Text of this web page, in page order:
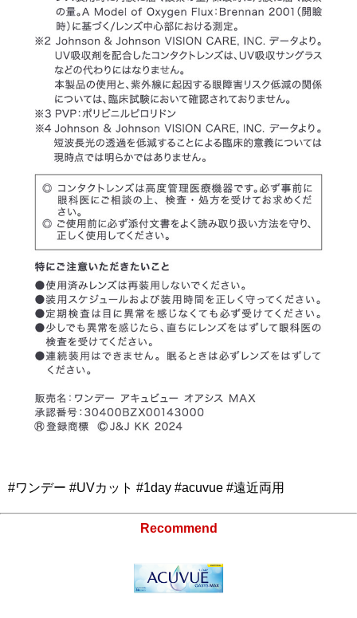
#ワンデー #UVカット #1day #acuvue #遠近両用
Recommend